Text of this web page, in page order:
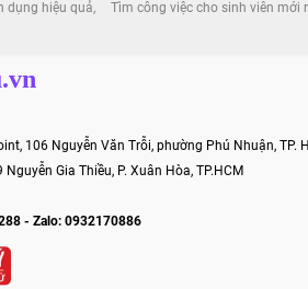
dụng hiệu quả Tìm công việc cho sinh viên mới
106 Nguyễn Văn Trỗi, phường Phú Nhuận, TP.
Gia Thiều, P. Xuân Hòa, TP.HCM
- Zalo: 0932170886